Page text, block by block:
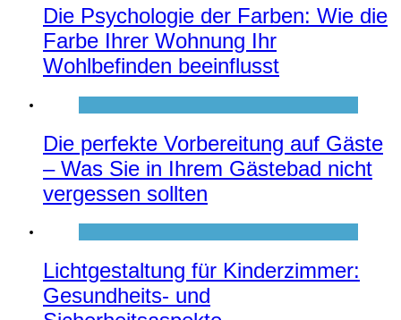
Die Psychologie der Farben: Wie die
Farbe Ihrer Wohnung Ihr
Wohlbefinden beeinflusst
Die perfekte Vorbereitung auf Gäste
– Was Sie in Ihrem Gästebad nicht
vergessen sollten
Lichtgestaltung für Kinderzimmer:
Gesundheits- und